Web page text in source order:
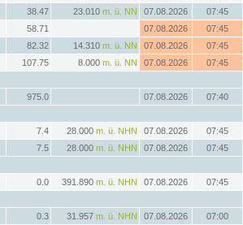
38.47 23.010 m. ü. NN 07.08.2026 07:45
58.71 07.08.2026 07:45
82.32 14.310 m. ü. NN 07.08.2026 07:45
107.75 8.000 m. ü. NN 07.08.2026 07:45
975.0 07.08.2026 07:40
7.4 28.000 m. ü. NHN 07.08.2026 07:45
7.5 28.000 m. ü. NHN 07.08.2026 07:45
0.0 391.890 m. ü. NHN 07.08.2026 07:45
0.3 31.957 m. ü. NHN 07.08.2026 07:00